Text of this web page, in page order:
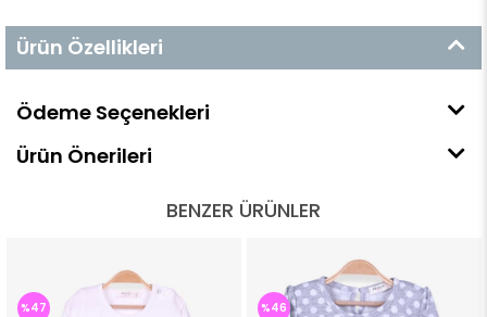
Ürün Özellikleri
Ödeme Seçenekleri
Ürün Önerileri
BENZER ÜRÜNLER
%47 %46